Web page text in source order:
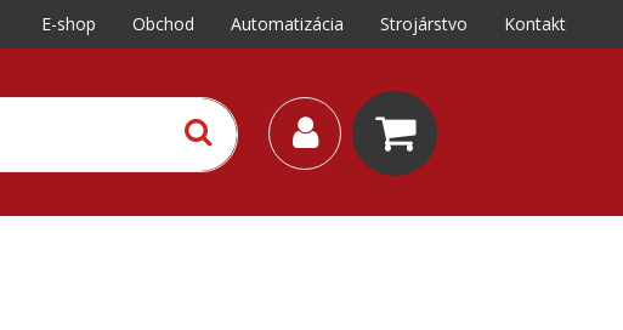
E-shop Obchod Automatizácia Strojárstvo Kontakt